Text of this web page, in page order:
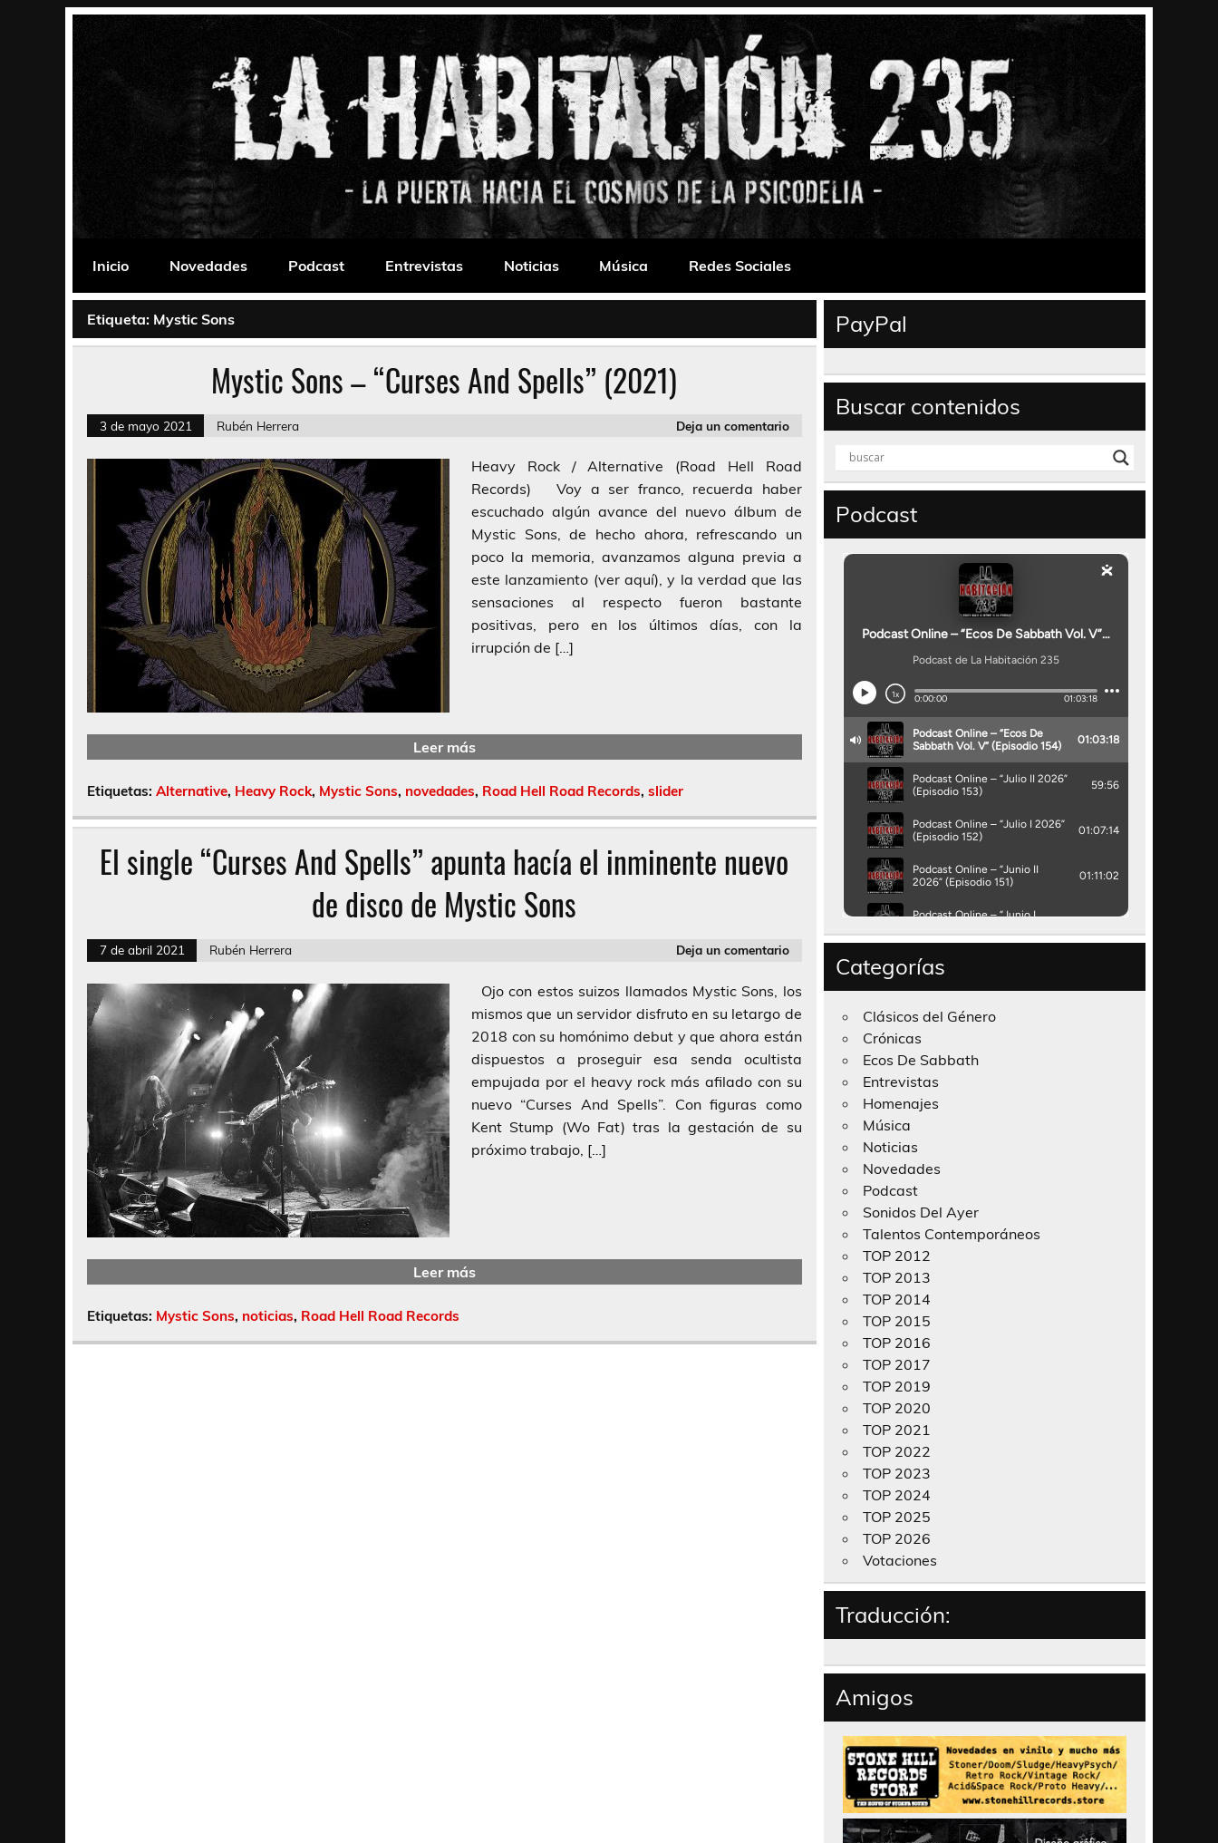
La Habitación 235
Inicio
Novedades Podcast Entrevistas Noticias Música Redes Sociales
Etiqueta: Mystic Sons
Mystic Sons – “Curses And Spells” (2021)
3 de mayo 2021 Rubén Herrera Deja un comentario
Heavy Rock / Alternative (Road Hell Road
Records) Voy a ser franco, recuerda haber
escuchado algún avance del nuevo álbum de
Mystic Sons, de hecho ahora, refrescando un
poco la memoria, avanzamos alguna previa a
este lanzamiento (ver aquí), y la verdad que las
sensaciones al respecto fueron bastante
positivas, pero en los últimos días, con la
irrupción de […]
Leer más
Etiquetas: Alternative, Heavy Rock, Mystic Sons, novedades, Road Hell Road Records, slider
El single “Curses And Spells” apunta hacía el inminente nuevo
de disco de Mystic Sons
7 de abril 2021 Rubén Herrera Deja un comentario
Ojo con estos suizos llamados Mystic Sons, los
mismos que un servidor disfruto en su letargo de
2018 con su homónimo debut y que ahora están
dispuestos a proseguir esa senda ocultista
empujada por el heavy rock más afilado con su
nuevo “Curses And Spells”. Con figuras como
Kent Stump (Wo Fat) tras la gestación de su
próximo trabajo, […]
Leer más
Etiquetas: Mystic Sons, noticias, Road Hell Road Records
PayPal
Buscar contenidos
Podcast
Categorías
Clásicos del Género
Crónicas
Ecos De Sabbath
Entrevistas
Homenajes
Música
Noticias
Novedades
Podcast
Sonidos Del Ayer
Talentos Contemporáneos
TOP 2012
TOP 2013
TOP 2014
TOP 2015
TOP 2016
TOP 2017
TOP 2019
TOP 2020
TOP 2021
TOP 2022
TOP 2023
TOP 2024
TOP 2025
TOP 2026
Votaciones
Traducción:
Amigos